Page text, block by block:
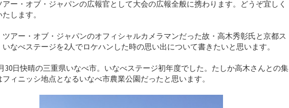
アー・オブ・ジャパンの広報官として大会の広報全般に携わります。どうぞ宜しく
します。
ツアー・オブ・ジャパンのオフィシャルカメラマンだった故・高木秀彰氏と京都ス
いなべステージを2人でロケハンした時の思い出について書きたいと思います。
30日快晴の三重県いなべ市。いなべステージ初年度でした。たしか高木さんとの集
フィニッシ地点となるいなべ市農業公園だったと思います。